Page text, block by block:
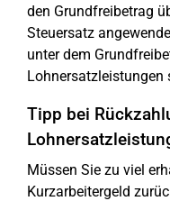
den Grundfreibetrag
Steuersatz
unter dem
Lohnersatzleistungen
Tipp bei
Müssen Sie zu viel
Kurzarbeitergeld